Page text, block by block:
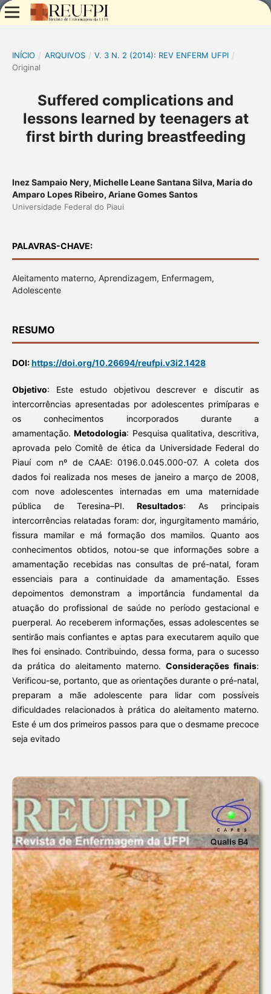
INÍCIO / ARQUIVOS / V. 3 N. 2 (2014): REV ENFERM UFPI /
Original
Suffered complications and
lessons learned by teenagers at
first birth during breastfeeding
Inez Sampaio Nery, Michelle Leane Santana Silva, Maria do
Amparo Lopes Ribeiro, Ariane Gomes Santos
Universidade Federal do Piaui
PALAVRAS-CHAVE:
Aleitamento materno, Aprendizagem, Enfermagem,
Adolescente
RESUMO
DOI:https://doi.org/10.26694/reufpi.v3i2.1428
Objetivo: Este estudo objetivou descrever e discutir as
intercorrências apresentadas por adolescentes primíparas e
os conhecimentos incorporados durante a
amamentação.Metodologia: Pesquisa qualitativa, descritiva,
aprovada pelo Comitê de ética da Universidade Federal do
Piauí com nº de CAAE: 0196.0.045.000-07. A coleta dos
dados foi realizada nos meses de janeiro a março de 2008,
com nove adolescentes internadas em uma maternidade
pública de Teresina–PI.Resultados: As principais
intercorrências relatadas foram: dor, ingurgitamento mamário,
fissura mamilar e má formação dos mamilos. Quanto aos
conhecimentos obtidos, notou-se que informações sobre a
amamentação recebidas nas consultas de pré-natal, foram
essenciais para a continuidade da amamentação. Esses
depoimentos demonstram a importância fundamental da
atuação do profissional de saúde no período gestacional e
puerperal. Ao receberem informações, essas adolescentes se
sentirão mais confiantes e aptas para executarem aquilo que
lhes foi ensinado. Contribuindo, dessa forma, para o sucesso
da prática do aleitamento materno.Considerações finais:
Verificou-se, portanto, que as orientações durante o pré-natal,
preparam a mãe adolescente para lidar com possíveis
dificuldades relacionados à prática do aleitamento materno.
Este é um dos primeiros passos para que o desmame precoce
seja evitado